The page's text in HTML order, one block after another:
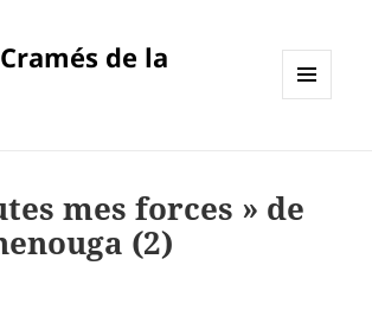
de la
mes forces » de
(2)